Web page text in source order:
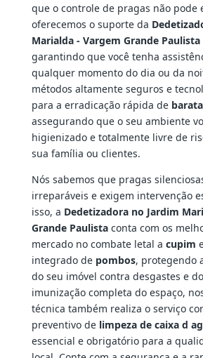
que o controle de pragas não pode
oferecemos o suporte da
Marialda - Vargem Grande Paulista
garantindo que você tenha
qualquer momento do dia ou da
métodos altamente seguros e
para a erradicação rápida de barata
assegurando que o seu ambiente
higienizado e totalmente livre de
sua família ou clientes.
Nós sabemos que pragas
irreparáveis e exigem intervenção
isso, a Dedetizadora no Jardim
Grande Paulistaconta com os
mercado no combate letal a cupim
integrado de pombos, protegendo
do seu imóvel contra desgastes e
imunização completa do espaço,
técnica também realiza o serviço
preventivo de limpeza de caixa d
essencial e obrigatório para a